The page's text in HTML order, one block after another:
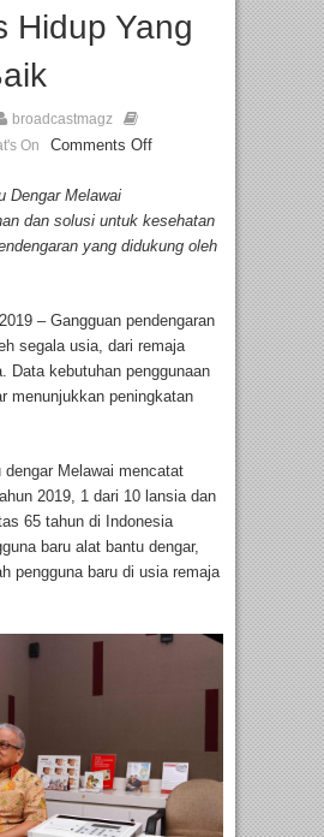
Hidup Yang
broadcastmagz
On Comments Off
Dengar Melawai
dan solusi untuk kesehatan
yang didukung oleh
– Gangguan pendengaran
segala usia, dari remaja
Data kebutuhan penggunaan
menunjukkan peningkatan
dengar Melawai mencatat
2019, 1 dari 10 lansia dan
65 tahun di Indonesia
baru alat bantu dengar,
pengguna baru di usia remaja